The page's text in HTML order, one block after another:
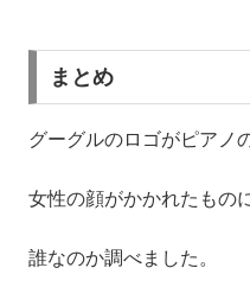
まとめ
グーグルのロゴがピアノ
女性の顔がかかれたもの
誰なのか調べました。